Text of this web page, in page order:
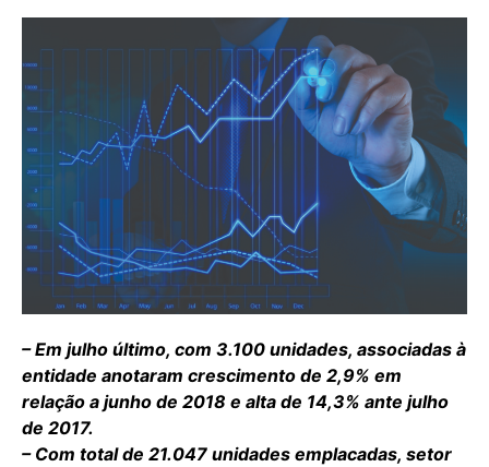
– Em julho último, com 3.100 unidades, associadas à
entidade anotaram crescimento de 2,9% em
relação a junho de 2018 e alta de 14,3% ante julho
de 2017.
– Com total de 21.047 unidades emplacadas, setor